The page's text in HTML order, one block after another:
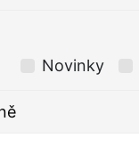
Novinky